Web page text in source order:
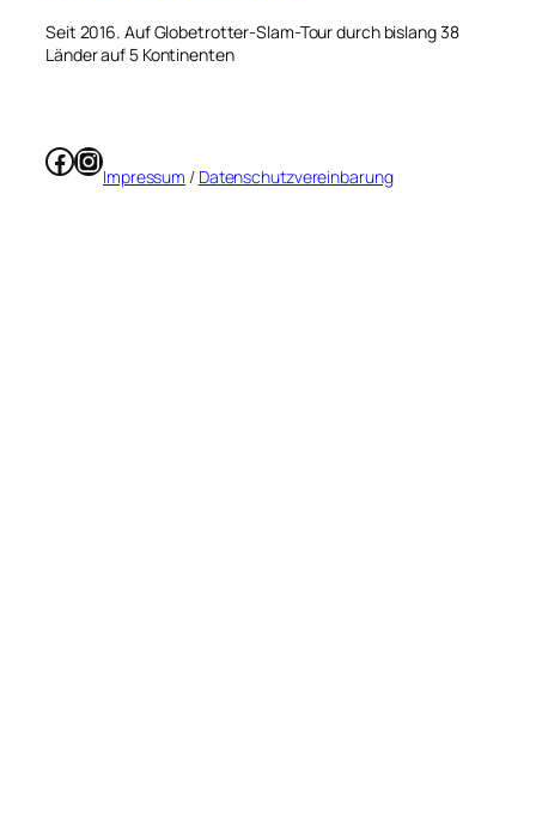
Seit 2016. Auf Globetrotter-Slam-Tour durch bislang 38
Länder auf 5 Kontinenten
Facebook
Instagram
Impressum / Datenschutzvereinbarung